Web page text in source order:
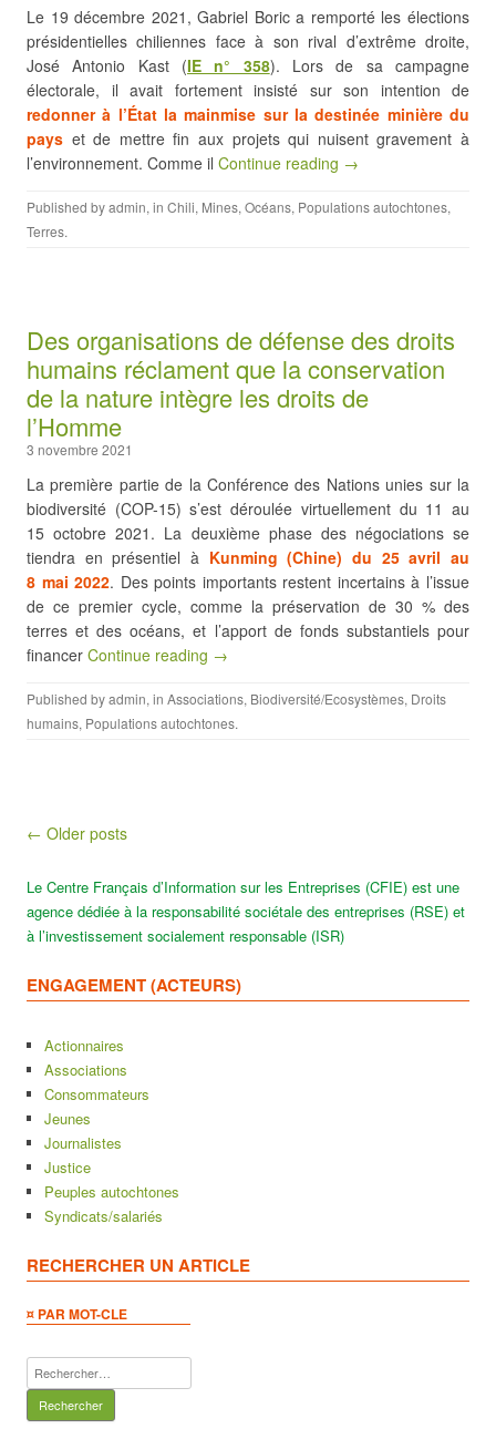
Le 19 décembre 2021, Gabriel Boric a remporté les élections
présidentielles chiliennes face à son rival d’extrême droite,
José Antonio Kast (IE n° 358). Lors de sa campagne
électorale, il avait fortement insisté sur son intention de
redonner à l’État la mainmise sur la destinée minière du
pays et de mettre fin aux projets qui nuisent gravement à
l’environnement. Comme il Continue reading →
Published byadmin, in Chili, Mines, Océans, Populations autochtones,
Terres.
Des organisations de défense des droits
humains réclament que la conservation
de la nature intègre les droits de
l’Homme
3 novembre 2021
La première partie de la Conférence des Nations unies sur la
biodiversité (COP-15) s’est déroulée virtuellement du 11 au
15 octobre 2021. La deuxième phase des négociations se
tiendra en présentiel à Kunming (Chine) du 25 avril au
8 mai 2022. Des points importants restent incertains à l’issue
de ce premier cycle, comme la préservation de 30 % des
terres et des océans, et l’apport de fonds substantiels pour
financer Continue reading →
Published byadmin, in Associations, Biodiversité/Ecosystèmes, Droits
humains, Populations autochtones.
Post navigation
← Older posts
Le Centre Français d’Information sur les Entreprises (CFIE) est une
agence dédiée à la responsabilité sociétale des entreprises (RSE) et
à l’investissement socialement responsable (ISR)
ENGAGEMENT (ACTEURS)
Actionnaires
Associations
Consommateurs
Jeunes
Journalistes
Justice
Peuples autochtones
Syndicats/salariés
RECHERCHER UN ARTICLE
¤ PAR MOT-CLE
Rechercher :